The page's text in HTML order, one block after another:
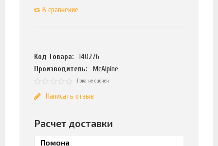
В сравнение
Код Товара:
140276
Производитель:
McAlpine
Пока не оценен
Написать отзыв
Расчет доставки